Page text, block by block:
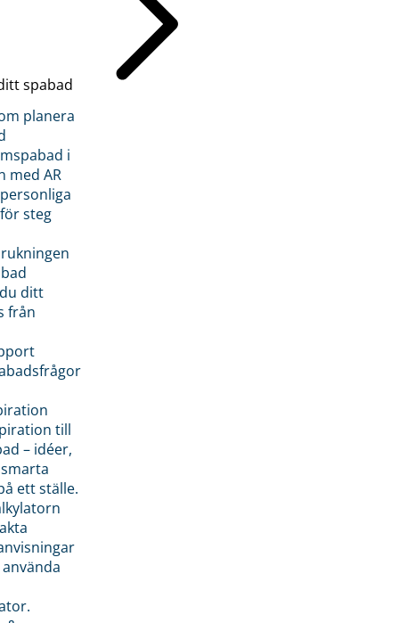
spabad
planera
i
med AR
steg
ditt
från
till
– idéer,
ett ställe.